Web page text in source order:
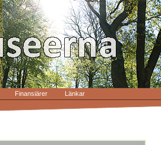
Finansiärer Länkar